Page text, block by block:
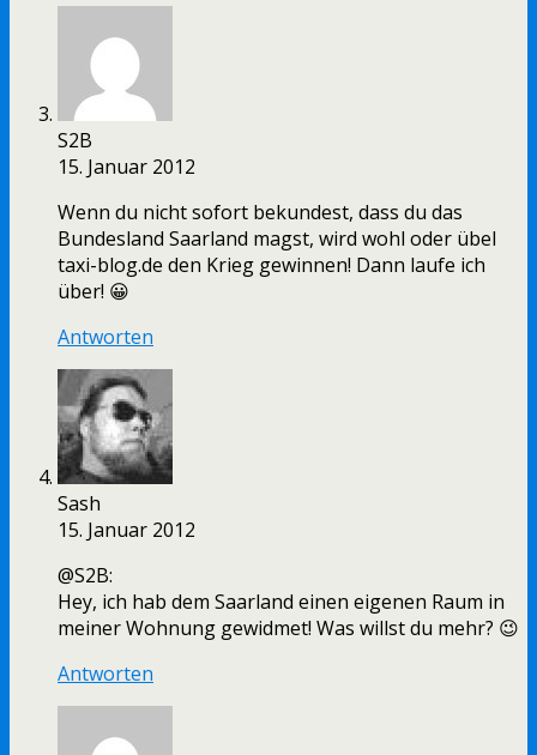
S2B
15. Januar 2012
Wenn du nicht sofort bekundest, dass du das
Bundesland Saarland magst, wird wohl oder übel
taxi-blog.de den Krieg gewinnen! Dann laufe ich
über! 😀
Antworten
Sash
15. Januar 2012
@S2B:
Hey, ich hab dem Saarland einen eigenen Raum in
meiner Wohnung gewidmet! Was willst du mehr? 😉
Antworten